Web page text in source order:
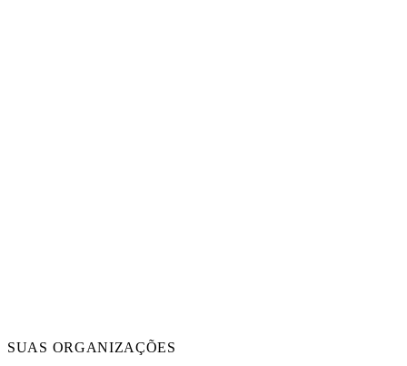
SUAS ORGANIZAÇÕES